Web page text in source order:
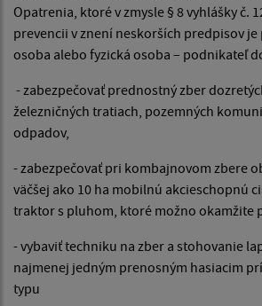
Opatrenia, ktoré v zmysle § 8 vyhlášky č.
prevencii v znení neskorších predpisov
osoba alebo fyzická osoba – podnikateľ
- zabezpečovať prednostný zber
železničných tratiach, pozemných
odpadov,
- zabezpečovať pri kombajnovom zbere
väčšej ako 10 ha mobilnú akcieschopnú
traktor s pluhom, ktoré možno okamžite
- vybaviť techniku na zber a stohovanie
najmenej jedným prenosným hasiacim
typu